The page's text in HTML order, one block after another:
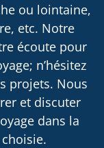
ou lointaine,
etc. Notre
écoute pour
n’hésitez
projets. Nous
et discuter
dans la